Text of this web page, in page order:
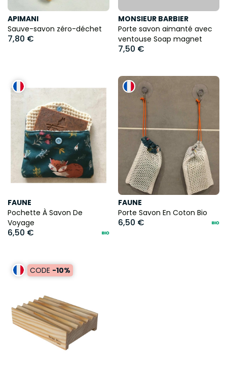
APIMANI
Sauve-savon zéro-déchet
7,80 €
MONSIEUR BARBIER
Porte savon aimanté avec
ventouse Soap magnet
7,50 €
FAUNE
Pochette À Savon De
Voyage
6,50 €
FAUNE
Porte Savon En Coton Bio
6,50 €
CODE -10%